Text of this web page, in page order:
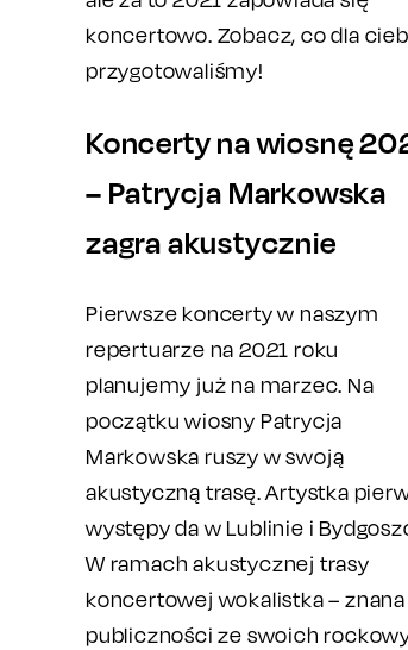
koncertowo. Zobacz, co dla
przygotowaliśmy!
Koncerty na wiosnę
– Patrycja Markowska
zagra akustycznie
Pierwsze koncerty w naszym
repertuarze na 2021 roku
planujemy już na marzec. Na
początku wiosny Patrycja
Markowska ruszy w swoją
akustyczną trasę. Artystka
występy da w Lublinie i
W ramach akustycznej trasy
koncertowej wokalistka – znana
publiczności ze swoich